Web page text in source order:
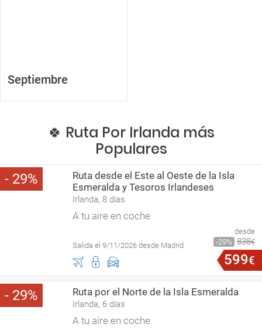
Septiembre
🍀 Ruta Por Irlanda más
Populares
29
Ruta desde el Este al Oeste de la Isla
Esmeralda y Tesoros Irlandeses
Irlanda, 8 días
A tu aire en coche
Salida el 9/11/2026 desde Madrid
desde
29
838€
599€
29 Ruta por el Norte de la Isla Esmeralda
Irlanda, 6 días
A tu aire en coche